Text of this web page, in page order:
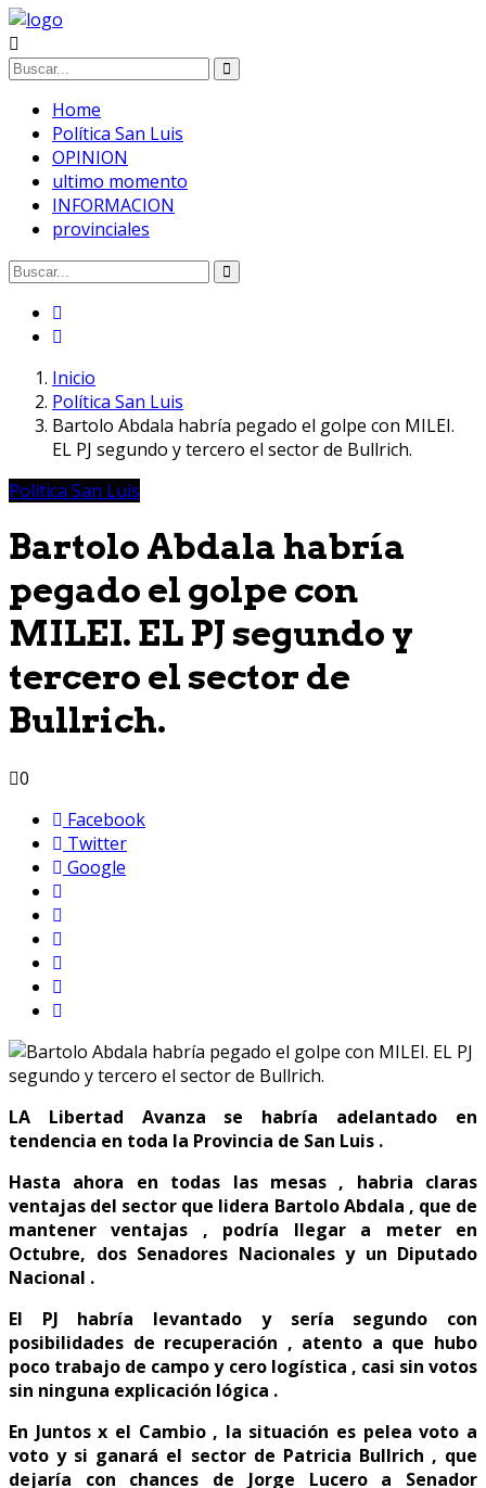
Home
Política San Luis
OPINION
ultimo momento
INFORMACION
provinciales
Inicio
Política San Luis
Bartolo Abdala habría pegado el golpe con MILEI.
EL PJ segundo y tercero el sector de Bullrich.
Política San Luis
Bartolo Abdala habría
pegado el golpe con
MILEI. EL PJ segundo y
tercero el sector de
Bullrich.
0
Facebook
Twitter
Google
LA Libertad Avanza se habría adelantado en
tendencia en toda la Provincia de San Luis .
Hasta ahora en todas las mesas , habria claras
ventajas del sector que lidera Bartolo Abdala , que de
mantener ventajas , podría llegar a meter en
Octubre, dos Senadores Nacionales y un Diputado
Nacional .
El PJ habría levantado y sería segundo con
posibilidades de recuperación , atento a que hubo
poco trabajo de campo y cero logística , casi sin votos
sin ninguna explicación lógica .
En Juntos x el Cambio , la situación es pelea voto a
voto y si ganará el sector de Patricia Bullrich , que
dejaría con chances de Jorge Lucero a Senador